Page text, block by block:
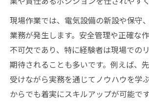
現場作業では、電気設備の新設や保守
業務が発生します。安全管理や正確な
不可欠であり、特に経験者は現場での
期待されることも多いです。例えば、
受けながら実務を通じてノウハウを学
からでも着実にスキルアップが可能です